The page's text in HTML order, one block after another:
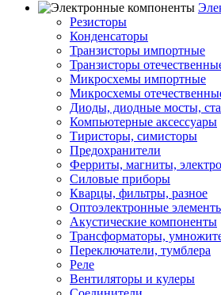
Резисторы
Конденсаторы
Транзисторы импортные
Транзисторы
Микросхемы импортные
Микросхемы
Диоды, диодные мосты,
Компьютерные аксессуары
Тиристоры, симисторы
Предохранители
Ферриты, магниты,
Силовые приборы
Кварцы, фильтры, разное
Оптоэлектронные
Акустические компоненты
Трансформаторы,
Переключатели, тумблера
Реле
Вентиляторы и кулеры